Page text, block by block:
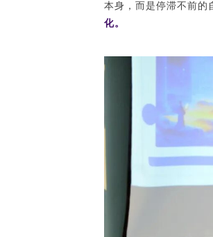
本身，而是停滞不前的
化。